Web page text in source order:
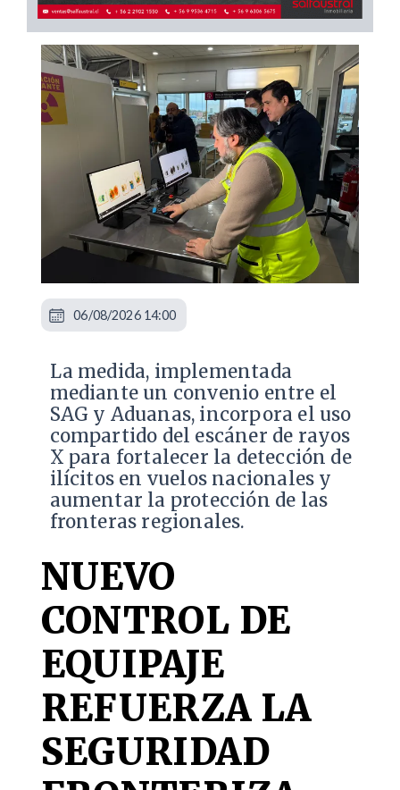
La medida, implementada
mediante un convenio entre el
SAG y Aduanas, incorpora el uso
compartido del escáner de rayos
X para fortalecer la detección de
ilícitos en vuelos nacionales y
aumentar la protección de las
fronteras regionales.
NUEVO
CONTROL DE
EQUIPAJE
REFUERZA LA
SEGURIDAD
06/08/2026 14:00